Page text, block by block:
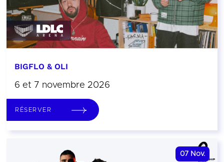
BIGFLO & OLI
6 et 7 novembre 2026
RÉSERVER
07 Nov.